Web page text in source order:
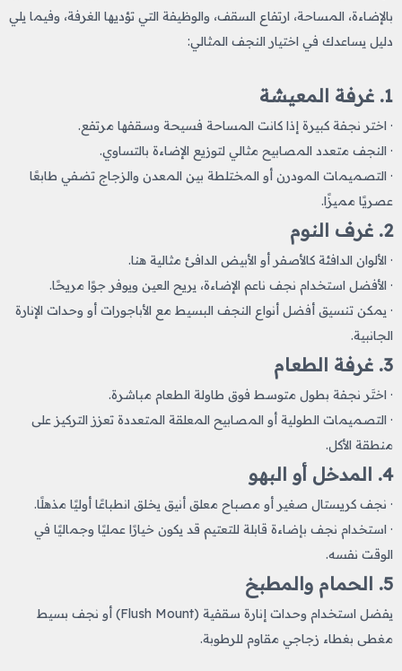
بالإضاءة، المساحة، ارتفاع السقف، والوظيفة التي تؤديها الغرفة، وفيما يلي
دليل يساعدك في اختيار النجف المثالي:
1. غرفة المعيشة
· اختر نجفة كبيرة إذا كانت المساحة فسيحة وسقفها مرتفع.
· النجف متعدد المصابيح مثالي لتوزيع الإضاءة بالتساوي.
· التصميمات المودرن أو المختلطة بين المعدن والزجاج تضفي طابعًا
عصريًا مميزًا.
2. غرف النوم
· الألوان الدافئة كالأصفر أو الأبيض الدافئ مثالية هنا.
· الأفضل استخدام نجف ناعم الإضاءة، يريح العين ويوفر جوًا مريحًا.
· يمكن تنسيق أفضل أنواع النجف البسيط مع الأباجورات أو وحدات الإنارة
الجانبية.
3. غرفة الطعام
· اختَر نجفة بطول متوسط فوق طاولة الطعام مباشرة.
· التصميمات الطولية أو المصابيح المعلقة المتعددة تعزز التركيز على
منطقة الأكل.
4. المدخل أو البهو
· نجف كريستال صغير أو مصباح معلق أنيق يخلق انطباعًا أوليًا مذهلًا.
· استخدام نجف بإضاءة قابلة للتعتيم قد يكون خيارًا عمليًا وجماليًا في
الوقت نفسه.
5. الحمام والمطبخ
يفضل استخدام وحدات إنارة سقفية (Flush Mount) أو نجف بسيط
مغطى بغطاء زجاجي مقاوم للرطوبة.